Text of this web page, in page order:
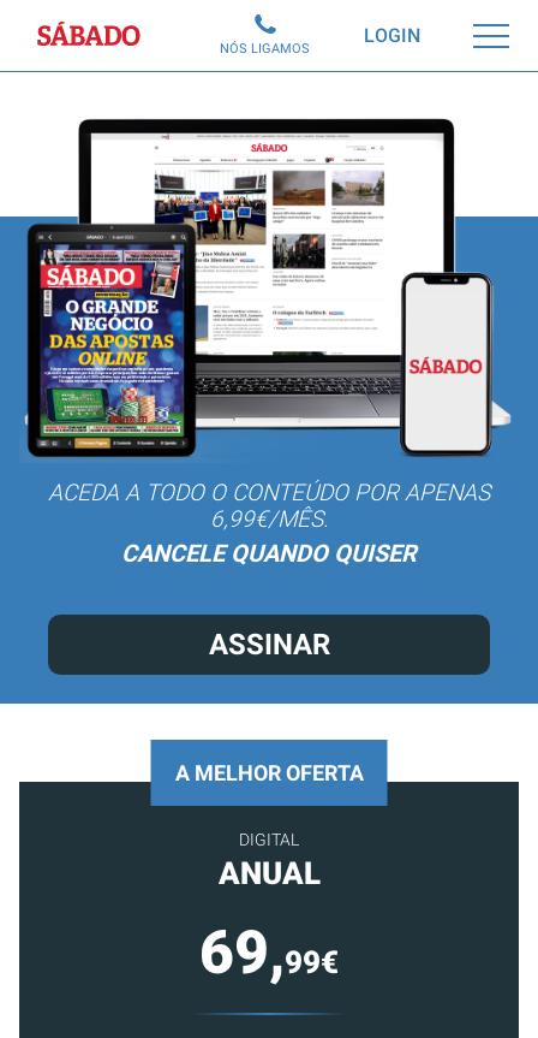
Sábado LOGIN
NÓS LIGAMOS
ACEDA A TODO O CONTEÚDO POR APENAS
6,99€/MÊS.
CANCELE QUANDO QUISER
ASSINAR
A MELHOR OFERTA
DIGITAL
ANUAL
69,99€